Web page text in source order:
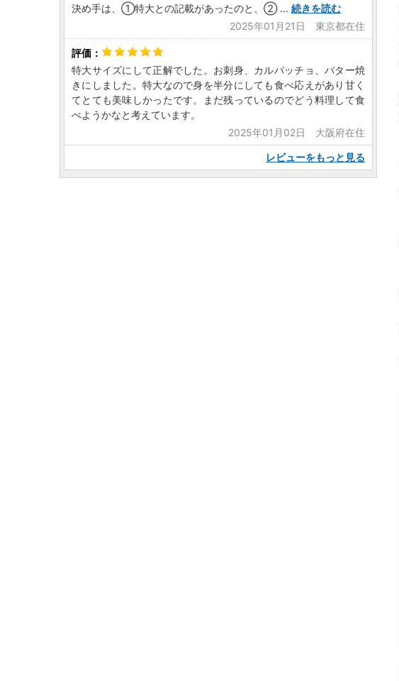
決め手は、①特大との記載があったのと、② ... 続きを読む
2025年01月21日 東京都在住
特大サイズにして正解でした。お刺身、カルパッチョ、バター焼
きにしました。特大なので身を半分にしても食べ応えがあり甘く
てとても美味しかったです。まだ残っているのでどう料理して食
べようかなと考えています。
2025年01月02日 大阪府在住
レビューをもっと見る